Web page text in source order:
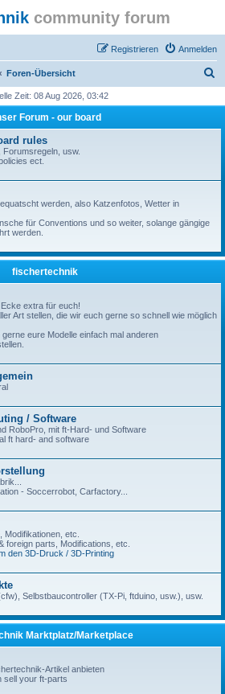
community forum
Anmelden
Registrieren
Foren-Übersicht
h
Zeit: 08 Aug 2026, 03:42
Forum - our board
rules
usw.
ect.
werden, also Katzenfotos, Wetter in
für Conventions und so weiter, solange gängige
werden.
fischertechnik
extra für euch!
Art stellen, die wir euch gerne so schnell wie möglich
eure Modelle einfach mal anderen
/ Software
RoboPro, mit ft-Hard- und Software
ft hard- and software
- Soccerrobot, Carfactory...
etc.
foreign parts, Modifications, etc.
den 3D-Druck / 3D-Printing
Selbstbaucontroller (TX-Pi, ftduino, usw.), usw.
Marktplatz/Marketplace
Artikel anbieten
sell your ft-parts